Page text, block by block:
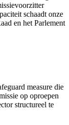
schaadt onze
en het Parlement
measure die
op oproepen
structureel te